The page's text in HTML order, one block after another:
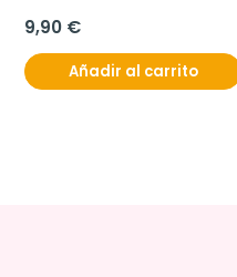
9,90 €
Añadir al carrito